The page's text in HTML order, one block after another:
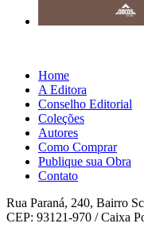
Home
A Editora
Conselho Editorial
Coleções
Autores
Como Comprar
Publique sua Obra
Contato
Rua Paraná, 240, Bairro
CEP: 93121-970 / Caixa